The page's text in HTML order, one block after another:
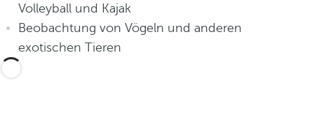
Volleyball und Kajak
Beobachtung von Vögeln und anderen
exotischen Tieren